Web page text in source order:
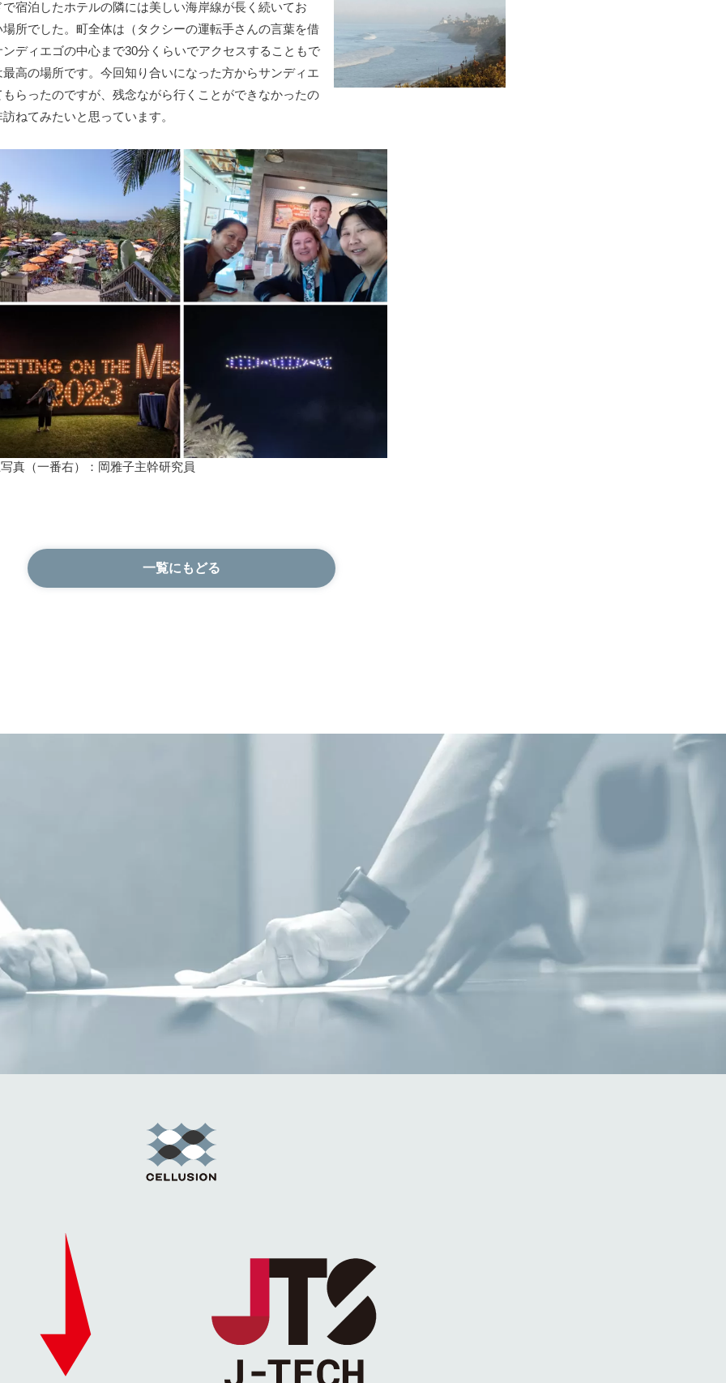
宿泊したホテルの隣には美しい海岸線が長く続いてお
所でした。町全体は（タクシーの運転手さんの言葉を借
ディエゴの中心まで30分くらいでアクセスすることもで
高の場所です。今回知り合いになった方からサンディエ
らったのですが、残念ながら行くことができなかったの
ねてみたいと思っています。
真（一番右）：岡雅子主幹研究員
一覧にもどる